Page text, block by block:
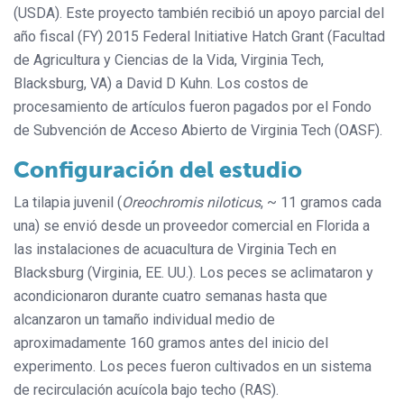
(USDA). Este proyecto también recibió un apoyo parcial del
año fiscal (FY) 2015 Federal Initiative Hatch Grant (Facultad
de Agricultura y Ciencias de la Vida, Virginia Tech,
Blacksburg, VA) a David D Kuhn. Los costos de
procesamiento de artículos fueron pagados por el Fondo
de Subvención de Acceso Abierto de Virginia Tech (OASF).
Configuración del estudio
La tilapia juvenil (Oreochromis niloticus, ~ 11 gramos cada
una) se envió desde un proveedor comercial en Florida a
las instalaciones de acuacultura de Virginia Tech en
Blacksburg (Virginia, EE. UU.). Los peces se aclimataron y
acondicionaron durante cuatro semanas hasta que
alcanzaron un tamaño individual medio de
aproximadamente 160 gramos antes del inicio del
experimento. Los peces fueron cultivados en un sistema
de recirculación acuícola bajo techo (RAS).